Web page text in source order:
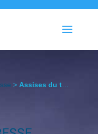
> Assises du transport aérien : L’occasion immanquable de relever le pavillon français